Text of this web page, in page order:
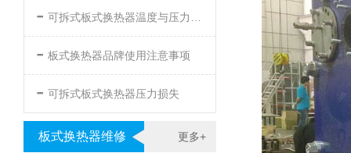
- 可拆式板式换热器温度与压力的要求
- 板式换热器品牌使用注意事项
- 可拆式板式换热器压力损失
更多+
板式换热器维修